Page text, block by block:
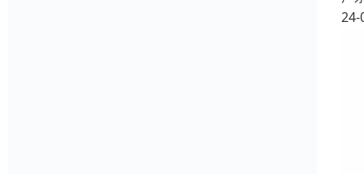
24-